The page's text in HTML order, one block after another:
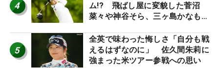
4
ム!? 飛ばし屋に変貌した菅沼
菜々や神谷そら、三ヶ島かなも使
ロたちの“飛ばしギア”】
5
全英で味わった悔しさ「自分も戦
えるはずなのに」 佐久間朱莉に
強まった米ツアー参戦への思い